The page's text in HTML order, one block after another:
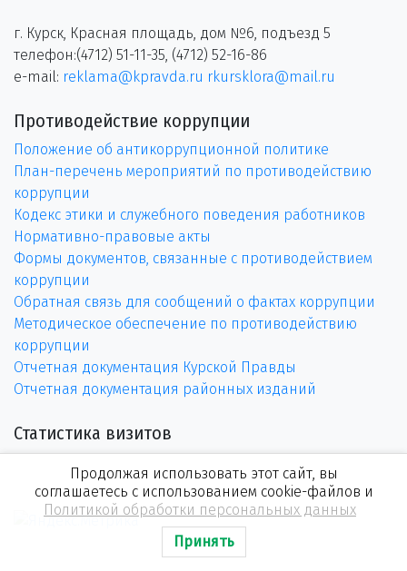
г. Курск, Красная площадь, дом №6, подъезд 5
телефон:(4712) 51-11-35, (4712) 52-16-86
e-mail: reklama@kpravda.ru rkursklora@mail.ru
Противодействие коррупции
Положение об антикоррупционной политике
План-перечень мероприятий по противодействию
коррупции
Кодекс этики и служебного поведения работников
Нормативно-правовые акты
Формы документов, связанные с противодействием
коррупции
Обратная связь для сообщений о фактах коррупции
Методическое обеспечение по противодействию
коррупции
Отчетная документация Курской Правды
Отчетная документация районных изданий
Статистика визитов
Продолжая использовать этот сайт, вы
соглашаетесь с использованием cookie-файлов и
Политикой обработки персональных данных
Принять